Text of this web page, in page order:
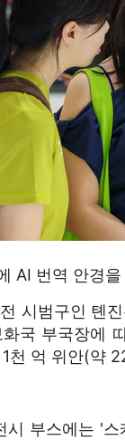
AI 번역 안경
시범구인 톈
국 부국장에
천 억 위안(약
부스에는 '